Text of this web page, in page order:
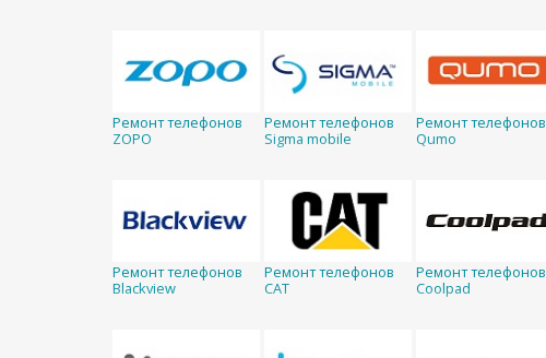
Ремонт телефонов
ZOPO
Ремонт телефонов
Sigma mobile
Ремонт телефонов
Qumo
Ремонт телефонов
Blackview
Ремонт телефонов
CAT
Ремонт телефонов
Coolpad